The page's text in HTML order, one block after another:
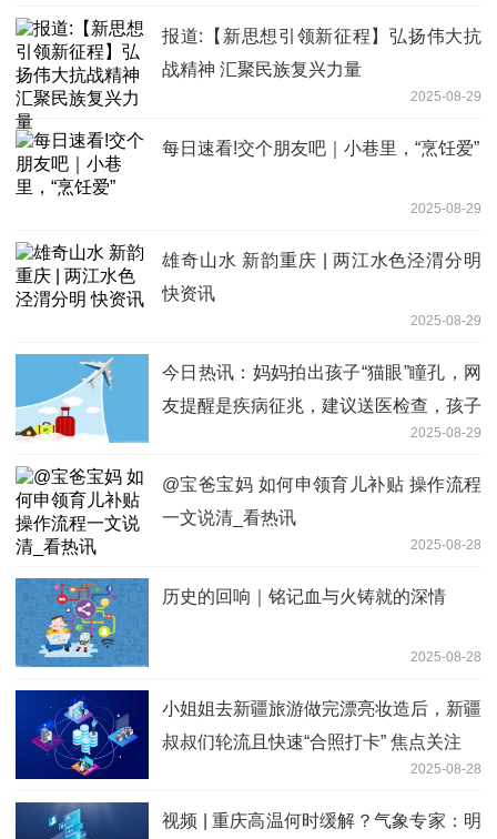
报道:【新思想引领新征程】弘扬伟大抗
战精神 汇聚民族复兴力量
2025-08-29
每日速看!交个朋友吧｜小巷里，“烹饪爱”
2025-08-29
雄奇山水 新韵重庆 | 两江水色泾渭分明
快资讯
2025-08-29
今日热讯：妈妈拍出孩子“猫眼”瞳孔，网
友提醒是疾病征兆，建议送医检查，孩子
2025-08-29
@宝爸宝妈 如何申领育儿补贴 操作流程
一文说清_看热讯
2025-08-28
历史的回响｜铭记血与火铸就的深情
2025-08-28
小姐姐去新疆旅游做完漂亮妆造后，新疆
叔叔们轮流且快速“合照打卡” 焦点关注
2025-08-28
视频 | 重庆高温何时缓解？气象专家：明